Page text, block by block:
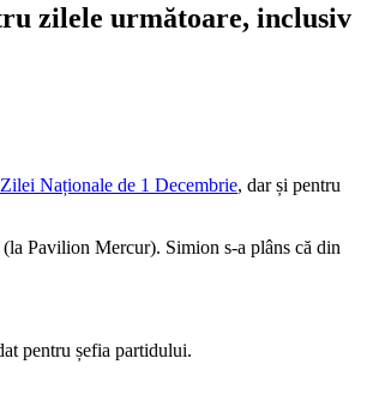
zilele următoare, inclusiv
Naționale de 1 Decembrie, dar și pentru
Pavilion Mercur). Simion s-a plâns că din
pentru șefia partidului.